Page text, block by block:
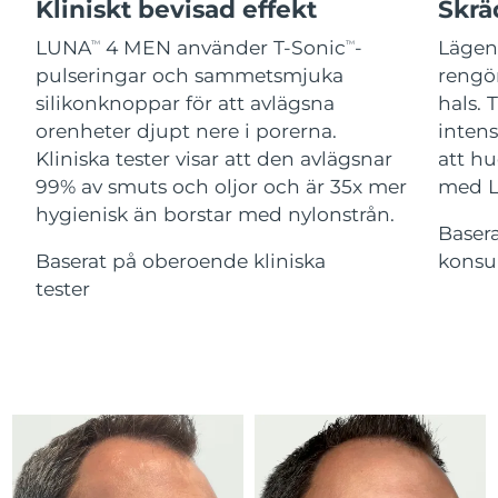
Kliniskt bevisad effekt
LUNATM 4 MEN använder T-SonicTM-
pulseringar och sammetsmjuka
silikonknoppar för att avlägsna
orenheter djupt nere i porerna.
Kliniska tester visar att den avlägsnar
99% av smuts och oljor och är 35x mer
hygienisk än borstar med nylonstrån.
Baserat på oberoende kliniska
tester
hals.
att
med
For healthy hair
18% PAP
Handla allt
FOREO APP
Italien Förväntad leverans 8/10/26
Japan Förväntad leverans 8/13/26
Jersey Förväntad leverans 8/15/26
8/12/26
Kuwait
Litauen Förväntad leverans8/10/26